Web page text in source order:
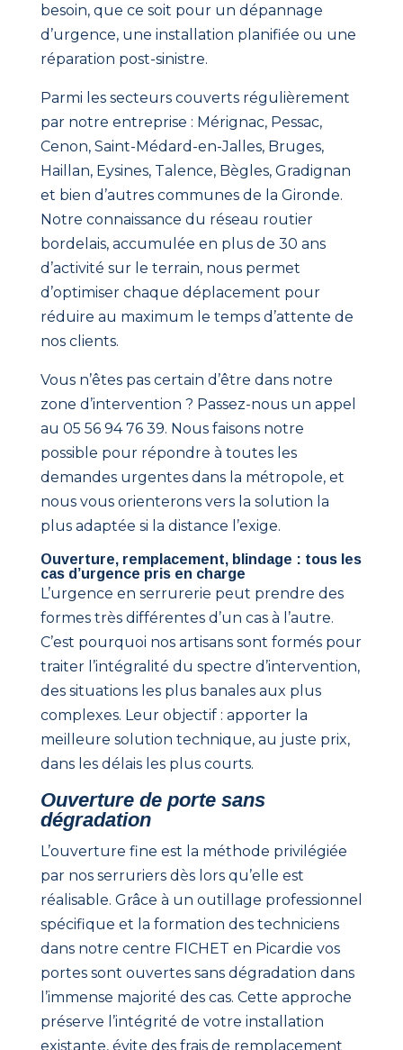
besoin, que ce soit pour un dépannage
d’urgence, une installation planifiée ou une
réparation post-sinistre.
Parmi les secteurs couverts régulièrement
par notre entreprise : Mérignac, Pessac,
Cenon, Saint-Médard-en-Jalles, Bruges,
Haillan, Eysines, Talence, Bègles, Gradignan
et bien d’autres communes de la Gironde.
Notre connaissance du réseau routier
bordelais, accumulée en plus de 30 ans
d’activité sur le terrain, nous permet
d’optimiser chaque déplacement pour
réduire au maximum le temps d’attente de
nos clients.
Vous n’êtes pas certain d’être dans notre
zone d’intervention ? Passez-nous un appel
au 05 56 94 76 39. Nous faisons notre
possible pour répondre à toutes les
demandes urgentes dans la métropole, et
nous vous orienterons vers la solution la
plus adaptée si la distance l’exige.
Ouverture, remplacement, blindage : tous les
cas d’urgence pris en charge
L’urgence en serrurerie peut prendre des
formes très différentes d’un cas à l’autre.
C’est pourquoi nos artisans sont formés pour
traiter l’intégralité du spectre d’intervention,
des situations les plus banales aux plus
complexes. Leur objectif : apporter la
meilleure solution technique, au juste prix,
dans les délais les plus courts.
Ouverture de porte sans
dégradation
L’ouverture fine est la méthode privilégiée
par nos serruriers dès lors qu’elle est
réalisable. Grâce à un outillage professionnel
spécifique et la formation des techniciens
dans notre centre FICHET en Picardie vos
portes sont ouvertes sans dégradation dans
l’immense majorité des cas. Cette approche
préserve l’intégrité de votre installation
existante, évite des frais de remplacement